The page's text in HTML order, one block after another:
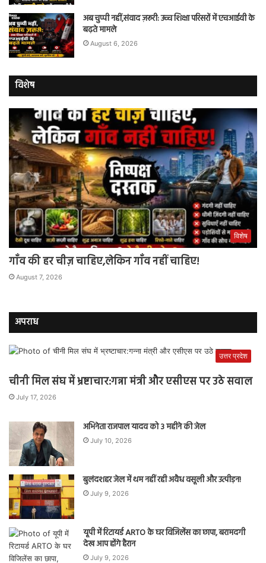
अब चुप्पी नहीं,संवाद ज़रूरी: उच्च शिक्षा परिसरों में एचआईवी के
बढ़ते मामले
August 6, 2026
विशेष
विशेष
गाँव की हर चीज़ चाहिए,लेकिन गाँव नहीं चाहिए!
August 7, 2026
अपराध
उत्तर प्रदेश
चीनी मिल संघ में भ्रष्टाचार:गन्ना मंत्री और एसीएस पर उठे सवाल
July 17, 2026
अभिनेता राजपाल यादव को 3 महीने की जेल
July 10, 2026
बुलंदशहर जेल में थम नहीं रही अवैध वसूली और उत्पीड़न!
July 9, 2026
यूपी में रिटायर्ड ARTO के घर विजिलेंस का छापा, बरामदगी
देख आप होंगे हैरान
July 9, 2026